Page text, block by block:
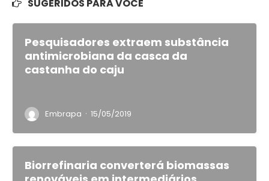
SUGERIDOS PARA VOCÊ
Pesquisadores extraem substância
antimicrobiana da casca da
castanha do caju
Embrapa · 15/05/2019
Biorrefinaria converterá biomassas